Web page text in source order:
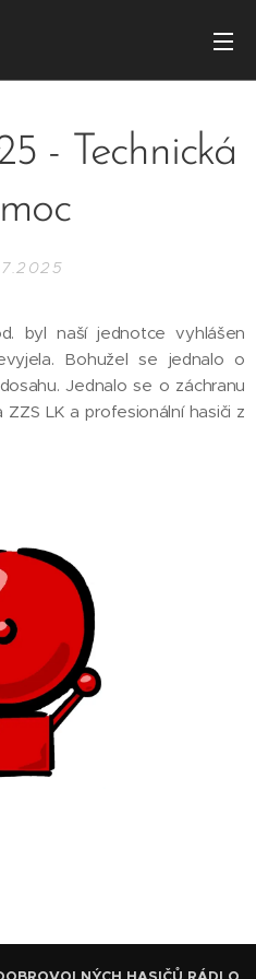
- Technická
byl naší jednotce vyhlášen
Bohužel se jednalo o
Jednalo se o záchranu
LK a profesionální hasiči z